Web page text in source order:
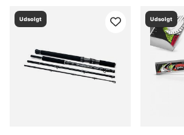
Udsolgt Udsolgt